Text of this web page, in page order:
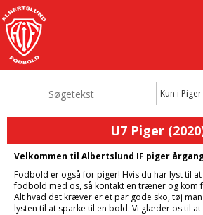
Kun i
U7 Piger
Velkommen til Albertslund IF piger årgang
Fodbold er også for piger! Hvis du har lyst til
fodbold med os, så kontakt en træner og
Alt hvad det kræver er et par gode sko, tøj
lysten til at sparke til en bold. Vi glæder os til at